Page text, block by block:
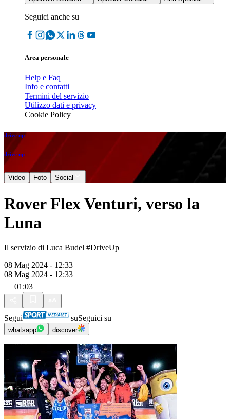
Seguici anche su
Area personale
Help e Faq
Info e contatti
Termini del servizio
Utilizzo dati e privacy
Cookie Policy
drive up
drive up
Video Foto Social
Rover Flex Venturi, verso la
Luna
Il servizio di Luca Budel #DriveUp
08 Mag 2024 - 12:33
08 Mag 2024 - 12:33
01:03
Segui suSeguici su
whatsapp discover